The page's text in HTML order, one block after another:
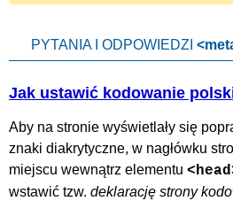
PYTANIA I ODPOWIEDZI
Jak ustawić kodowanie
Aby na stronie wyświetlały się
znaki diakrytyczne, w nagłówku
miejscu wewnątrz elementu
wstawić tzw. deklarację strony